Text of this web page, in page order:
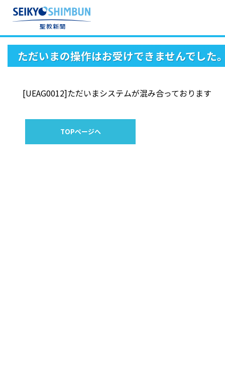
ただいまの操作はお受けできませんでした
[UEAG0012]ただいまシステムが混み合っております
TOPページへ